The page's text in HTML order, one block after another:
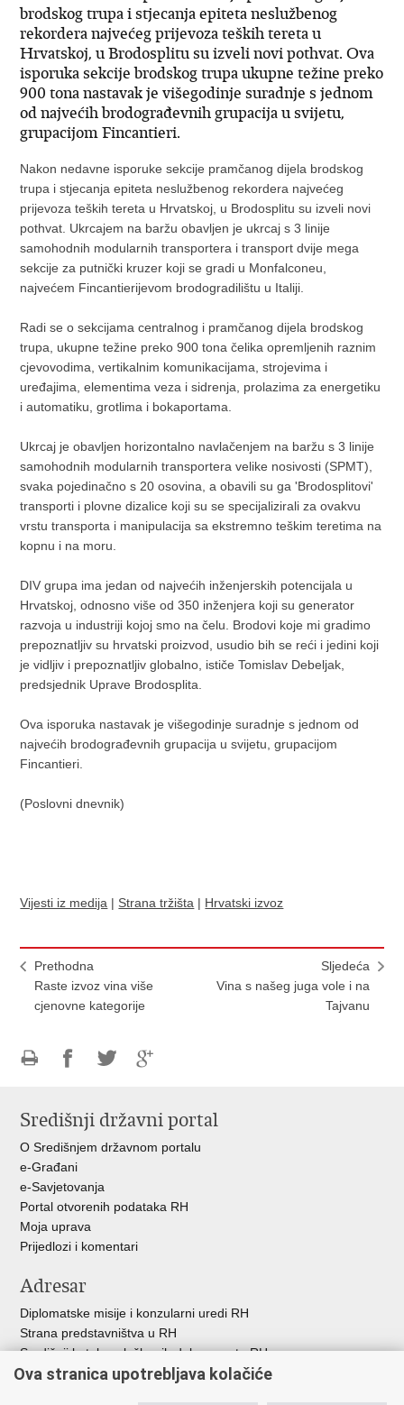
brodskog trupa i stjecanja epiteta neslužbenog
rekordera najvećeg prijevoza teških tereta u
Hrvatskoj, u Brodosplitu su izveli novi pothvat. Ova
isporuka sekcije brodskog trupa ukupne težine preko
900 tona nastavak je višegodinje suradnje s jednom
od najvećih brodograđevnih grupacija u svijetu,
grupacijom Fincantieri.
Nakon nedavne isporuke sekcije pramčanog dijela brodskog
trupa i stjecanja epiteta neslužbenog rekordera najvećeg
prijevoza teških tereta u Hrvatskoj, u Brodosplitu su izveli novi
pothvat. Ukrcajem na baržu obavljen je ukrcaj s 3 linije
samohodnih modularnih transportera i transport dvije mega
sekcije za putnički kruzer koji se gradi u Monfalconeu,
najvećem Fincantierijevom brodogradilištu u Italiji.
Radi se o sekcijama centralnog i pramčanog dijela brodskog
trupa, ukupne težine preko 900 tona čelika opremljenih raznim
cjevovodima, vertikalnim komunikacijama, strojevima i
uređajima, elementima veza i sidrenja, prolazima za energetiku
i automatiku, grotlima i bokaportama.
Ukrcaj je obavljen horizontalno navlačenjem na baržu s 3 linije
samohodnih modularnih transportera velike nosivosti (SPMT),
svaka pojedinačno s 20 osovina, a obavili su ga 'Brodosplitovi'
transporti i plovne dizalice koji su se specijalizirali za ovakvu
vrstu transporta i manipulacija sa ekstremno teškim teretima na
kopnu i na moru.
DIV grupa ima jedan od najvećih inženjerskih potencijala u
Hrvatskoj, odnosno više od 350 inženjera koji su generator
razvoja u industriji kojoj smo na čelu. Brodovi koje mi gradimo
prepoznatljiv su hrvatski proizvod, usudio bih se reći i jedini koji
je vidljiv i prepoznatljiv globalno, ističe Tomislav Debeljak,
predsjednik Uprave Brodosplita.
Ova isporuka nastavak je višegodinje suradnje s jednom od
najvećih brodograđevnih grupacija u svijetu, grupacijom
Fincantieri.
(Poslovni dnevnik)
Vijesti iz medija | Strana tržišta | Hrvatski izvoz
Prethodna
Raste izvoz vina više
cjenovne kategorije
Sljedeća
Vina s našeg juga vole i na
Tajvanu
FacebookuTwitteruGoogle
Središnji državni portal
O Središnjem državnom portalu
e-Građani
e-Savjetovanja
Portal otvorenih podataka RH
Moja uprava
Prijedlozi i komentari
Adresar
Diplomatske misije i konzularni uredi RH
Strana predstavništva u RH
Središnji katalog službenih dokumenata RH
Adresar tijela javne vlasti
Ova stranica upotrebljava kolačiće